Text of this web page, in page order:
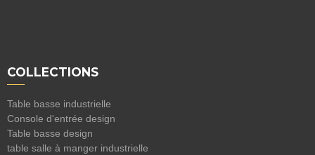
COLLECTIONS
Table basse industrielle
Console d'entrée design
Table basse design
table salle à manger industrielle